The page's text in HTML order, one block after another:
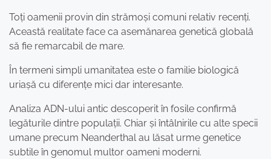
Toți oamenii provin din strămoși comuni relativ recenți.
Această realitate face ca asemănarea genetică globală
să fie remarcabil de mare.
În termeni simpli umanitatea este o familie biologică
uriașă cu diferențe mici dar interesante.
Analiza ADN-ului antic descoperit în fosile confirmă
legăturile dintre populații. Chiar și întâlnirile cu alte specii
umane precum Neanderthal au lăsat urme genetice
subtile în genomul multor oameni moderni.